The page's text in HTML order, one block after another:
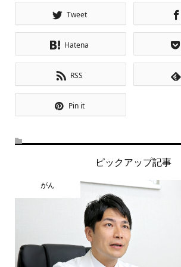
Tweet
Hatena
RSS
Pin it
ピックアップ記事
がん